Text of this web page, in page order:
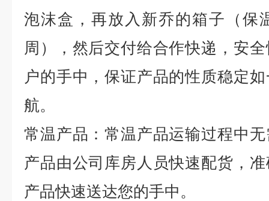
泡沫盒，再放入新乔的箱子（保
周），然后交付给合作快递，安
户的手中，保证产品的性质稳定
航。
常温产品：常温产品运输过程中
产品由公司库房人员快速配货，
产品快速送达您的手中。